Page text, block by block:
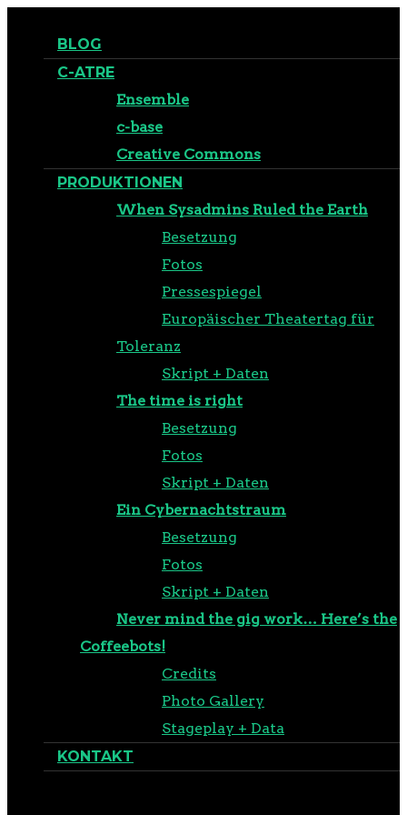
BLOG
C-ATRE
Ensemble
c-base
Creative Commons
PRODUKTIONEN
When Sysadmins Ruled the Earth
Besetzung
Fotos
Pressespiegel
Europäischer Theatertag für
Toleranz
Skript + Daten
The time is right
Besetzung
Fotos
Skript + Daten
Ein Cybernachtstraum
Besetzung
Fotos
Skript + Daten
Never mind the gig work… Here’s the
Coffeebots!
Credits
Photo Gallery
Stageplay + Data
KONTAKT